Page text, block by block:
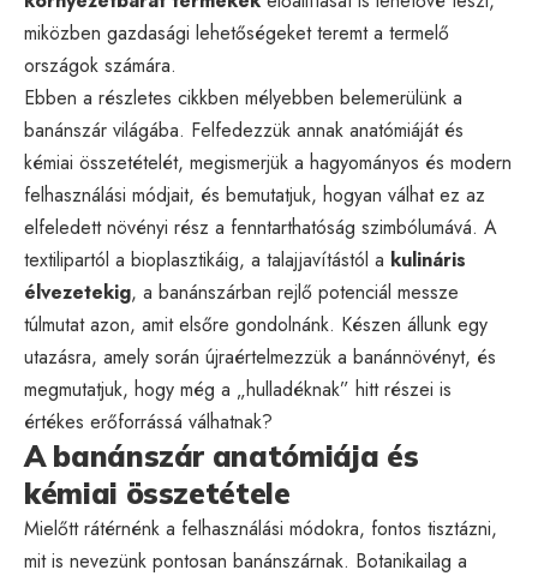
miközben gazdasági lehetőségeket teremt a termelő
országok számára.
Ebben a részletes cikkben mélyebben belemerülünk a
banánszár világába. Felfedezzük annak anatómiáját és
kémiai összetételét, megismerjük a hagyományos és modern
felhasználási módjait, és bemutatjuk, hogyan válhat ez az
elfeledett növényi rész a fenntarthatóság szimbólumává. A
textilipartól a bioplasztikáig, a talajjavítástól a kulináris
élvezetekig, a banánszárban rejlő potenciál messze
túlmutat azon, amit elsőre gondolnánk. Készen állunk egy
utazásra, amely során újraértelmezzük a banánnövényt, és
megmutatjuk, hogy még a „hulladéknak” hitt részei is
értékes erőforrássá válhatnak?
A banánszár anatómiája és
kémiai összetétele
Mielőtt rátérnénk a felhasználási módokra, fontos tisztázni,
mit is nevezünk pontosan banánszárnak. Botanikailag a